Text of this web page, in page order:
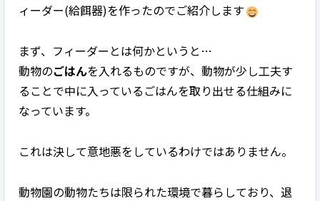
ィーダー(給餌器)を作ったのでご紹介します
まず、フィーダーとは何かというと…
動物のごはんを入れるものですが、動物が少し工夫す
ることで中に入っているごはんを取り出せる仕組みに
なっています。
これは決して意地悪をしているわけではありません。
動物園の動物たちは限られた環境で暮らしており、退